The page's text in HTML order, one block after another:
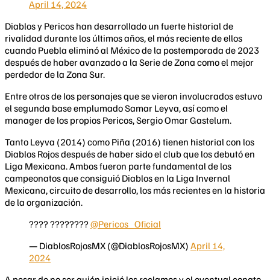
April 14, 2024
Diablos y Pericos han desarrollado un fuerte historial de
rivalidad durante los últimos años, el más reciente de ellos
cuando Puebla eliminó al México de la postemporada de 2023
después de haber avanzado a la Serie de Zona como el mejor
perdedor de la Zona Sur.
Entre otros de los personajes que se vieron involucrados estuvo
el segunda base emplumado Samar Leyva, así como el
manager de los propios Pericos, Sergio Omar Gastelum.
Tanto Leyva (2014) como Piña (2016) tienen historial con los
Diablos Rojos después de haber sido el club que los debutó en
Liga Mexicana. Ambos fueron parte fundamental de los
campeonatos que consiguió Diablos en la Liga Invernal
Mexicana, circuito de desarrollo, los más recientes en la historia
de la organización.
???? ????????@Pericos_Oficial
— DiablosRojosMX (@DiablosRojosMX) April 14,
2024